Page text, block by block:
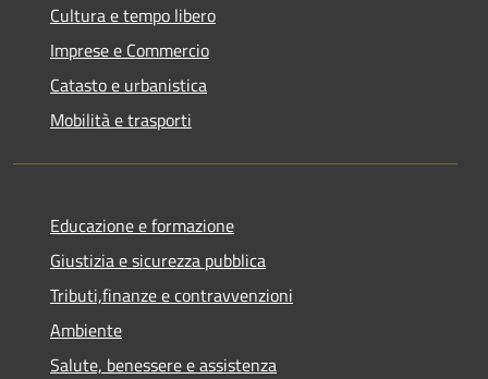
Cultura e tempo libero
Imprese e Commercio
Catasto e urbanistica
Mobilità e trasporti
Educazione e formazione
Giustizia e sicurezza pubblica
Tributi,finanze e contravvenzioni
Ambiente
Salute, benessere e assistenza